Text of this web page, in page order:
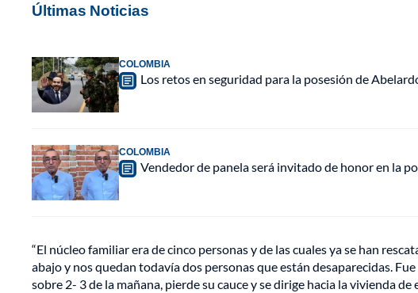
Últimas Noticias
COLOMBIA
Los retos en seguridad para la posesión de
COLOMBIA
Vendedor de panela será invitado de honor en la
“El núcleo familiar era de cinco personas y de las cuales ya se han
abajo y nos quedan todavía dos personas que están desaparecidas.
sobre 2- 3 de la mañana, pierde su cauce y se dirige hacia la vivienda